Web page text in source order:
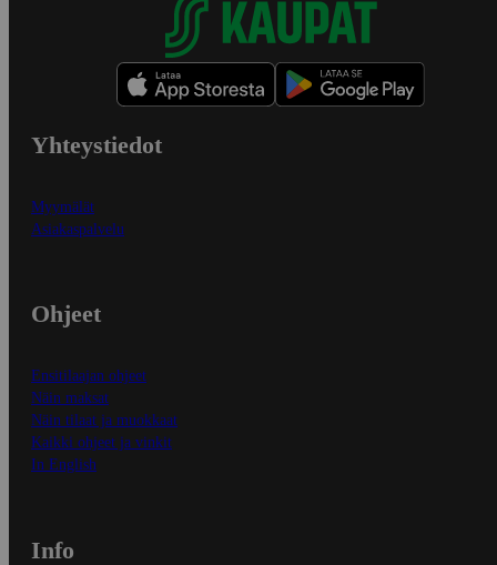
Yhteystiedot
Myymälät
Asiakaspalvelu
Ohjeet
Ensitilaajan ohjeet
Näin maksat
Näin tilaat ja muokkaat
Kaikki ohjeet ja vinkit
In English
Info